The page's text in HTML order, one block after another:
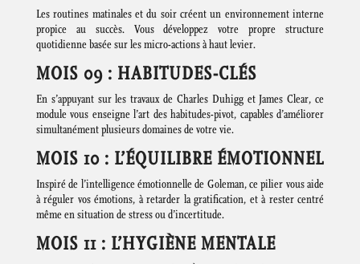
Les routines matinales et du soir créent un environnement interne
propice au succès. Vous développez votre propre structure
quotidienne basée sur les micro-actions à haut levier.
MOIS 09 : HABITUDES-CLÉS
En s’appuyant sur les travaux de Charles Duhigg et James Clear, ce
module vous enseigne l’art des habitudes-pivot, capables d’améliorer
simultanément plusieurs domaines de votre vie.
MOIS 10 : L’ÉQUILIBRE ÉMOTIONNEL
Inspiré de l’intelligence émotionnelle de Goleman, ce pilier vous aide
à réguler vos émotions, à retarder la gratification, et à rester centré
même en situation de stress ou d’incertitude.
MOIS 11 : L’HYGIÈNE MENTALE